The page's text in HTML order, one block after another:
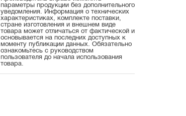
параметры продукции без дополнительного
уведомления. Информация о технических
характеристиках, комплекте поставки,
стране изготовления и внешнем виде
товара может отличаться от фактической и
основывается на последних доступных к
моменту публикации данных. Обязательно
ознакомьтесь с руководством
пользователя до начала использования
товара.